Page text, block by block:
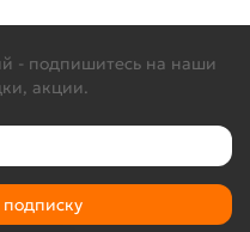
- подпишитесь на наши
акции.